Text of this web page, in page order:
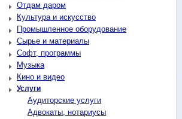
Отдам даром
Культура и искусство
Промышленное оборудование
Сырье и материалы
Софт, программы
Музыка
Кино и видео
Услуги
Аудиторские услуги
Адвокаты, нотариусы